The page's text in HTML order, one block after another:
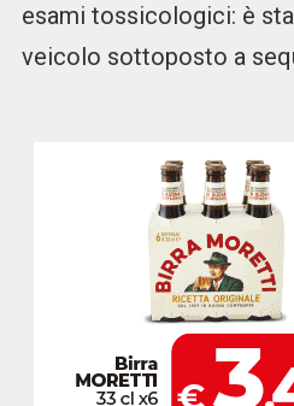
esami tossicologici: è
veicolo sottoposto a